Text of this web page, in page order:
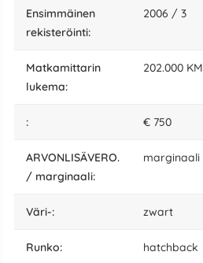
Ensimmäinen
rekisteröinti:
2006 / 3
matkamittarin
lukema:
202.000 KM
: € 750
ARVONLISÄVERO.
/ marginaali:
marginaali
väri-: zwart
runko: hatchback